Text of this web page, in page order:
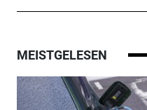
MEISTGELESEN